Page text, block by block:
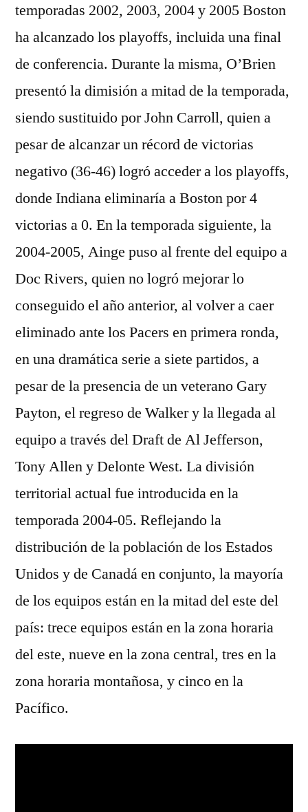
temporadas 2002, 2003, 2004 y 2005 Boston
ha alcanzado los playoffs, incluida una final
de conferencia. Durante la misma, O’Brien
presentó la dimisión a mitad de la temporada,
siendo sustituido por John Carroll, quien a
pesar de alcanzar un récord de victorias
negativo (36-46) logró acceder a los playoffs,
donde Indiana eliminaría a Boston por 4
victorias a 0. En la temporada siguiente, la
2004-2005, Ainge puso al frente del equipo a
Doc Rivers, quien no logró mejorar lo
conseguido el año anterior, al volver a caer
eliminado ante los Pacers en primera ronda,
en una dramática serie a siete partidos, a
pesar de la presencia de un veterano Gary
Payton, el regreso de Walker y la llegada al
equipo a través del Draft de Al Jefferson,
Tony Allen y Delonte West. La división
territorial actual fue introducida en la
temporada 2004-05. Reflejando la
distribución de la población de los Estados
Unidos y de Canadá en conjunto, la mayoría
de los equipos están en la mitad del este del
país: trece equipos están en la zona horaria
del este, nueve en la zona central, tres en la
zona horaria montañosa, y cinco en la
Pacífico.